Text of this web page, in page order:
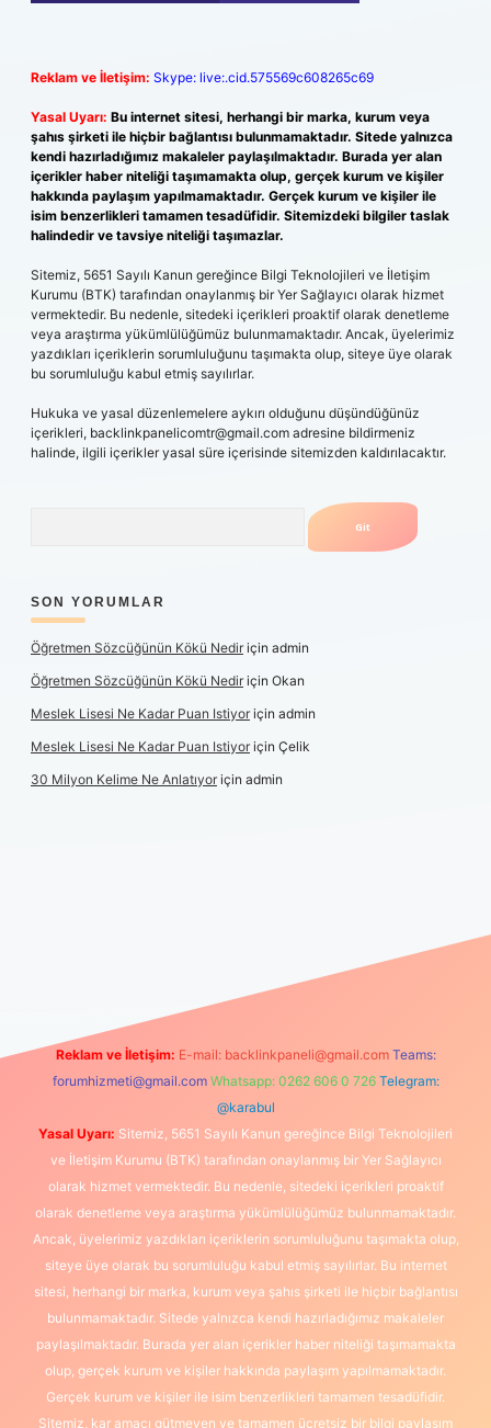
Reklam ve İletişim: Skype: live:.cid.575569c608265c69
Yasal Uyarı: Bu internet sitesi, herhangi bir marka, kurum veya
şahıs şirketi ile hiçbir bağlantısı bulunmamaktadır. Sitede yalnızca
kendi hazırladığımız makaleler paylaşılmaktadır. Burada yer alan
içerikler haber niteliği taşımamakta olup, gerçek kurum ve kişiler
hakkında paylaşım yapılmamaktadır. Gerçek kurum ve kişiler ile
isim benzerlikleri tamamen tesadüfidir. Sitemizdeki bilgiler taslak
halindedir ve tavsiye niteliği taşımazlar.
Sitemiz, 5651 Sayılı Kanun gereğince Bilgi Teknolojileri ve İletişim
Kurumu (BTK) tarafından onaylanmış bir Yer Sağlayıcı olarak hizmet
vermektedir. Bu nedenle, sitedeki içerikleri proaktif olarak denetleme
veya araştırma yükümlülüğümüz bulunmamaktadır. Ancak, üyelerimiz
yazdıkları içeriklerin sorumluluğunu taşımakta olup, siteye üye olarak
bu sorumluluğu kabul etmiş sayılırlar.
Hukuka ve yasal düzenlemelere aykırı olduğunu düşündüğünüz
içerikleri, backlinkpanelicomtr@gmail.com adresine bildirmeniz
halinde, ilgili içerikler yasal süre içerisinde sitemizden kaldırılacaktır.
SON YORUMLAR
Öğretmen Sözcüğünün Kökü Nediriçin admin
Öğretmen Sözcüğünün Kökü Nediriçin Okan
Meslek Lisesi Ne Kadar Puan Istiyoriçin admin
Meslek Lisesi Ne Kadar Puan Istiyoriçin Çelik
30 Milyon Kelime Ne Anlatıyoriçin admin
elexbetgiris.org
Reklam ve İletişim: E-mail: backlinkpaneli@gmail.com Teams:
forumhizmeti@gmail.com Whatsapp: 0262 606 0 726 Telegram:
@karabul
Yasal Uyarı: Sitemiz, 5651 Sayılı Kanun gereğince Bilgi Teknolojileri
ve İletişim Kurumu (BTK) tarafından onaylanmış bir Yer Sağlayıcı
olarak hizmet vermektedir. Bu nedenle, sitedeki içerikleri proaktif
olarak denetleme veya araştırma yükümlülüğümüz bulunmamaktadır.
Ancak, üyelerimiz yazdıkları içeriklerin sorumluluğunu taşımakta olup,
siteye üye olarak bu sorumluluğu kabul etmiş sayılırlar. Bu internet
sitesi, herhangi bir marka, kurum veya şahıs şirketi ile hiçbir bağlantısı
bulunmamaktadır. Sitede yalnızca kendi hazırladığımız makaleler
paylaşılmaktadır. Burada yer alan içerikler haber niteliği taşımamakta
olup, gerçek kurum ve kişiler hakkında paylaşım yapılmamaktadır.
Gerçek kurum ve kişiler ile isim benzerlikleri tamamen tesadüfidir.
Sitemiz, kar amacı gütmeyen ve tamamen ücretsiz bir bilgi paylaşım